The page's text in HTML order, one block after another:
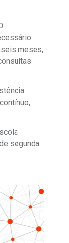
meses,
segunda